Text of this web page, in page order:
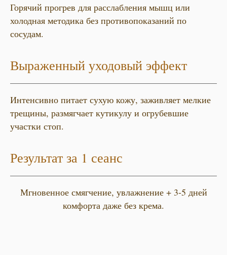
Горячий прогрев для расслабления мышц или
холодная методика без противопоказаний по
сосудам.
Выраженный уходовый эффект
Интенсивно питает сухую кожу, заживляет мелкие
трещины, размягчает кутикулу и огрубевшие
участки стоп.
Результат за 1 сеанс
Мгновенное смягчение, увлажнение + 3-5 дней
комфорта даже без крема.